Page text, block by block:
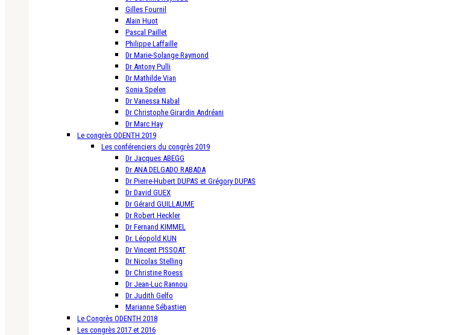
Gilles Fournil
Alain Huot
Pascal Paillet
Philippe Laffaille
Dr Marie-Solange Raymond
Dr Antony Pulli
Dr Mathilde Vian
Sonia Spelen
Dr Vanessa Nabal
Dr Christophe Girardin Andréani
Dr Marc Hay
Le congrès ODENTH 2019
Les conférenciers du congrès 2019
Dr Jacques ABEGG
Dr ANA DELGADO RABADA
Dr Pierre-Hubert DUPAS et Grégory DUPAS
Dr David GUEX
Dr Gérard GUILLAUME
Dr Robert Heckler
Dr Fernand KIMMEL
Dr. Léopold KUN
Dr Vincent PISSOAT
Dr Nicolas Stelling
Dr Christine Roess
Dr Jean-Luc Rannou
Dr Judith Gelfo
Marianne Sébastien
Le Congrès ODENTH 2018
Les congrès 2017 et 2016